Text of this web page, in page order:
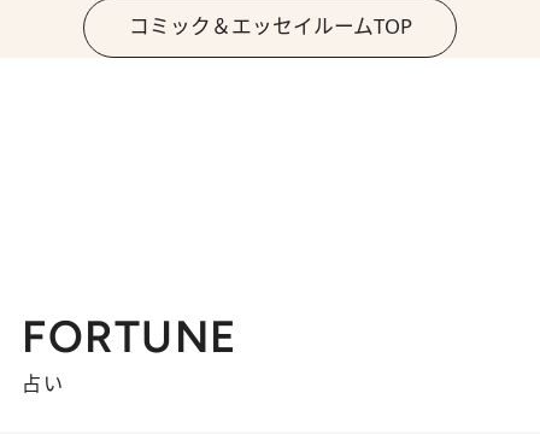
コミック＆エッセイルームTOP
FORTUNE
占い